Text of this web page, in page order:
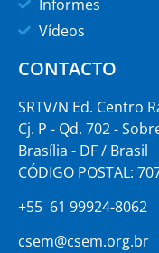
Informes
Vídeos
CONTACTO
SRTV/N Ed. Centro
Cj. P - Qd. 702 -
Brasília - DF / Brasil
CÓDIGO POSTAL:
+55 61 99924-8062
csem@csem.org.br